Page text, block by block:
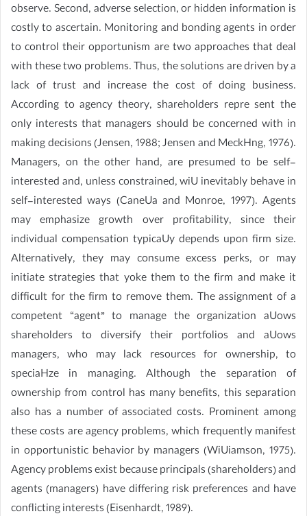
observe. Second, adverse selection, or hidden information is
costly to ascertain. Monitoring and bonding agents in order
to control their opportunism are two approaches that deal
with these two problems. Thus, the solutions are driven by a
lack of trust and increase the cost of doing business.
According to agency theory, shareholders repre sent the
only interests that managers should be concerned with in
making decisions (Jensen, 1988; Jensen and MeckHng, 1976).
Managers, on the other hand, are presumed to be self-
interested and, unless constrained, wiU inevitably behave in
self-interested ways (CaneUa and Monroe, 1997). Agents
may emphasize growth over profitability, since their
individual compensation typicaUy depends upon firm size.
Alternatively, they may consume excess perks, or may
initiate strategies that yoke them to the firm and make it
difficult for the firm to remove them. The assignment of a
competent “agent” to manage the organization aUows
shareholders to diversify their portfolios and aUows
managers, who may lack resources for ownership, to
speciaHze in managing. Although the separation of
ownership from control has many benefits, this separation
also has a number of associated costs. Prominent among
these costs are agency problems, which frequently manifest
in opportunistic behavior by managers (WiUiamson, 1975).
Agency problems exist because principals (shareholders) and
agents (managers) have differing risk preferences and have
conflicting interests (Eisenhardt, 1989).